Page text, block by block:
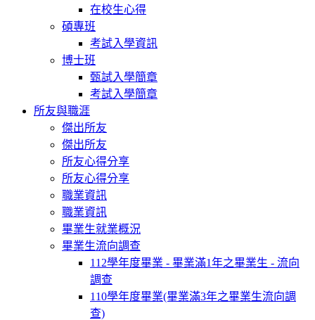
在校生心得
碩專班
考試入學資訊
博士班
甄試入學簡章
考試入學簡章
所友與職涯
傑出所友
傑出所友
所友心得分享
所友心得分享
職業資訊
職業資訊
畢業生就業概況
畢業生流向調查
112學年度畢業 - 畢業滿1年之畢業生 - 流向
調查
110學年度畢業(畢業滿3年之畢業生流向調
查)